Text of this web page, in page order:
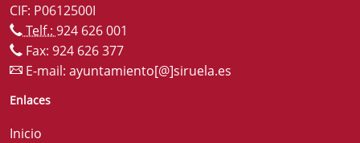
CIF: P0612500I
Telf.: 924 626 001
Fax: 924 626 377
E-mail: ayuntamiento[@]siruela.es
Enlaces
Inicio